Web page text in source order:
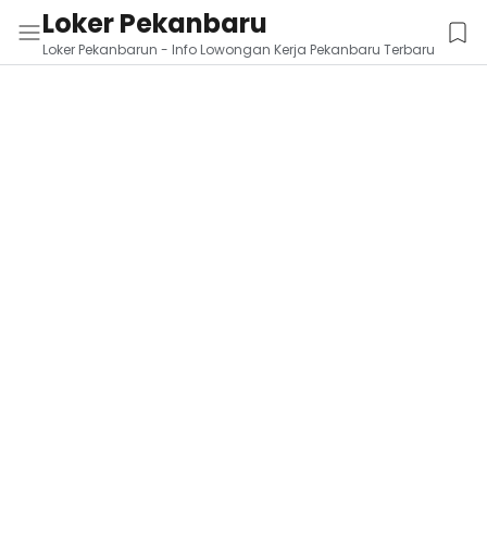
Loker Pekanbaru
Loker Pekanbarun - Info Lowongan Kerja Pekanbaru Terbaru